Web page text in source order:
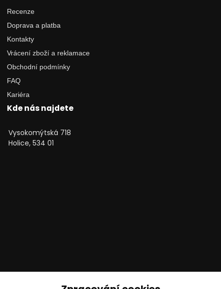
Recenze
Doprava a platba
Kontakty
Vrácení zboží a reklamace
Obchodní podmínky
FAQ
Kariéra
Kde nás najdete
Vysokomýtská 718
Holice, 534 01